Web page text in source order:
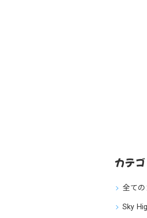
カテ
全て
Sky